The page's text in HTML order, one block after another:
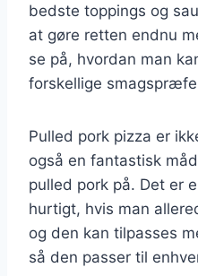
bedste toppings og
at gøre retten endnu
se på, hvordan man
forskellige
Pulled pork pizza er
også en fantastisk
pulled pork på. Det er
hurtigt, hvis man
og den kan tilpasses
så den passer til